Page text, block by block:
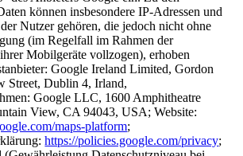
können insbesondere IP-Adressen und
Nutzer gehören, die jedoch nicht ohne
(im Regelfall im Rahmen der
Mobilgeräte vollzogen), erhoben
Google Ireland Limited, Gordon
Street, Dublin 4, Irland,
Google LLC, 1600 Amphitheatre
View, CA 94043, USA; Website:
maps-platform;
https://policies.google.com/privacy;